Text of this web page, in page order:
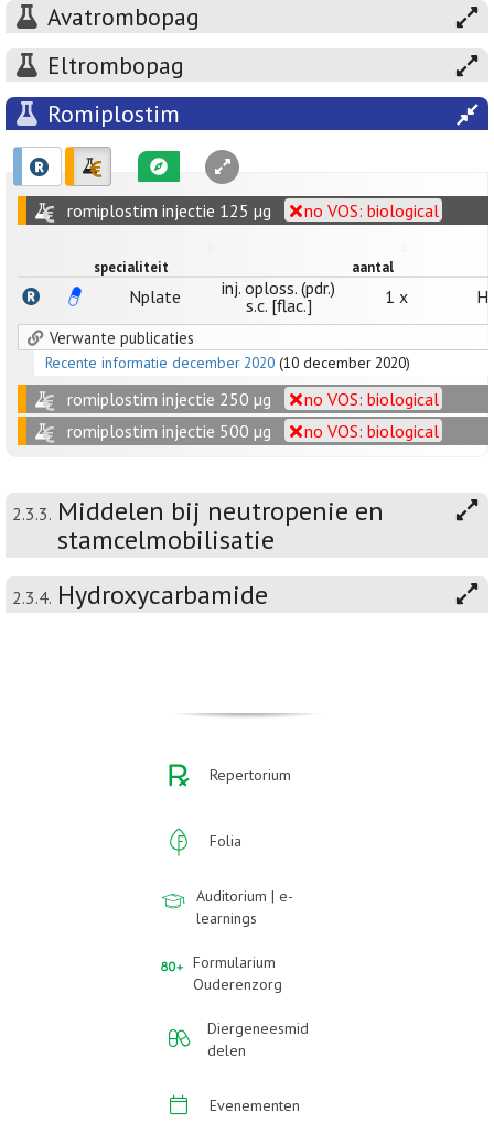
Avatrombopag
Eltrombopag
Romiplostim
romiplostim injectie 125 µg no VOS: biological
specialiteit aantal
Nplate
inj. oploss. (pdr.)
s.c. [flac.]
1 x
Verwante publicaties
Recente informatie december 2020 (10 december 2020)
romiplostim injectie 250 µg
no VOS: biological
romiplostim injectie 500 µg
no VOS: biological
2.3.3. Middelen bij neutropenie en
stamcelmobilisatie
2.3.4. Hydroxycarbamide
Repertorium
Folia
Auditorium | e-
learnings
Formularium
Ouderenzorg
Diergeneesmid
delen
Evenementen